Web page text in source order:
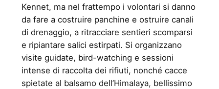
Kennet, ma nel frattempo i volontari si danno
da fare a costruire panchine e ostruire canali
di drenaggio, a ritracciare sentieri scomparsi
e ripiantare salici estirpati. Si organizzano
visite guidate, bird-watching e sessioni
intense di raccolta dei rifiuti, nonché cacce
spietate al balsamo dell’Himalaya, bellissimo